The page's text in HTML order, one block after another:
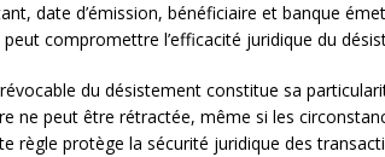
date d’émission, bénéficiaire et banque
peut compromettre l’efficacité juridique du
du désistement constitue sa
ne peut être rétractée, même si les
règle protège la sécurité juridique des